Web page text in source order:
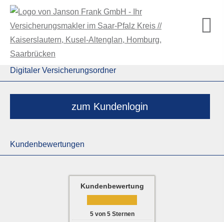
Digitaler Versicherungsordner
zum Kundenlogin
Kundenbewertungen
Kundenbewertung
5von 5Sternen